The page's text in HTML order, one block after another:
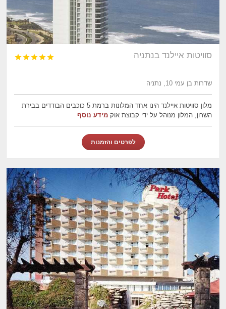
סוויטות איילנד בנתניה 




שדרות בן עמי 10, נתניה
מלון סוויטות איילנד הינו אחד המלונות ברמת 5 כוכבים הבודדים בבירת
השרון, המלון מנוהל על ידי קבוצת אוקמידע נוסף
לפרטים והזמנות